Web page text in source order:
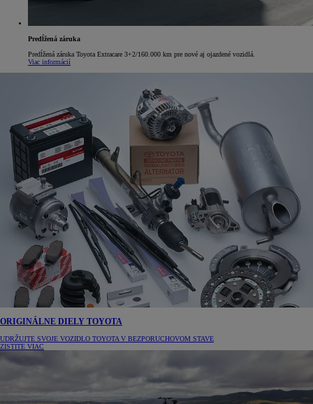
Predĺžená záruka
Predĺžená záruka Toyota Extracare 3+2/160.000 km pre nové aj ojazdené vozidlá.
Viac informácií
ORIGINÁLNE DIELY TOYOTA
UDRŽUJTE SVOJE VOZIDLO TOYOTA V BEZPORUCHOVOM STAVE
ZISTITE VIAC